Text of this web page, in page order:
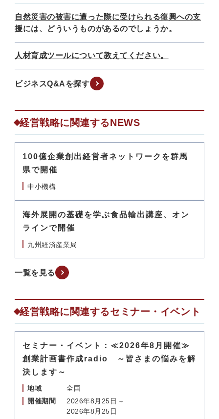
自然災害の被害に遭った際に受けられる復興への支
援には、どういうものがあるのでしょうか。
人材育成ツールについて教えてください。
ビジネスQ&Aを探す
経営戦略に関連するNEWS
100億企業創出経営者ネットワークを群馬
県で開催
中小機構
海外展開の基礎を学ぶ食品輸出講座、オン
ラインで開催
九州経済産業局
一覧を見る
経営戦略に関連するセミナー・イベント
セミナー・イベント：≪2026年8月開催≫
創業計画書作成radio ～皆さまの悩みを解
決します～
地域
全国
開催期間
2026年8月25日～
2026年8月25日